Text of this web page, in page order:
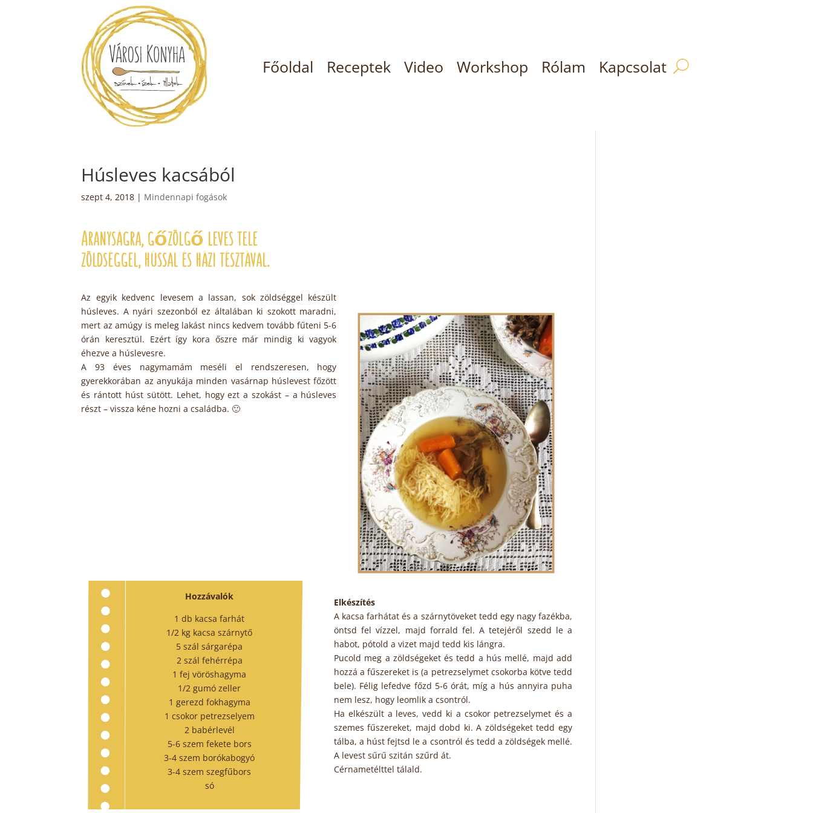
Főoldal Receptek Video Workshop Rólam Kapcsolat
Húsleves kacsából
szept 4, 2018 | Mindennapi fogások
Aranyságra, gőzölgő leves tele
zöldséggel, hússal és házi tésztával.
Az egyik kedvenc levesem a lassan, sok zöldséggel készült
húsleves. A nyári szezonból ez általában ki szokott maradni,
mert az amúgy is meleg lakást nincs kedvem tovább fűteni 5-6
órán keresztül. Ezért így kora őszre már mindig ki vagyok
éhezve a húslevesre.
A 93 éves nagymamám meséli el rendszeresen, hogy
gyerekkorában az anyukája minden vasárnap húslevest főzött
és rántott húst sütött. Lehet, hogy ezt a szokást – a húsleves
részt – vissza kéne hozni a családba. 🙂
Hozzávalók
1 db kacsa farhát
1/2 kg kacsa szárnytő
5 szál sárgarépa
2 szál fehérrépa
1 fej vöröshagyma
1/2 gumó zeller
1 gerezd fokhagyma
1 csokor petrezselyem
2 babérlevél
5-6 szem fekete bors
3-4 szem borókabogyó
3-4 szem szegfűbors
só
Elkészítés
A kacsa farhátat és a szárnytöveket tedd egy nagy fazékba,
öntsd fel vízzel, majd forrald fel. A tetejéről szedd le a
habot, pótold a vizet majd tedd kis lángra.
Pucold meg a zöldségeket és tedd a hús mellé, majd add
hozzá a fűszereket is (a petrezselymet csokorba kötve tedd
bele). Félig lefedve főzd 5-6 órát, míg a hús annyira puha
nem lesz, hogy leomlik a csontról.
Ha elkészült a leves, vedd ki a csokor petrezselymet és a
szemes fűszereket, majd dobd ki. A zöldségeket tedd egy
tálba, a húst fejtsd le a csontról és tedd a zöldségek mellé.
A levest sűrű szitán szűrd át.
Cérnametélttel tálald.